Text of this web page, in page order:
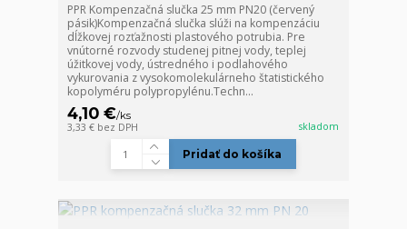
PPR Kompenzačná slučka 25 mm PN20 (červený
pásik)Kompenzačná slučka slúži na kompenzáciu
dĺžkovej rozťažnosti plastového potrubia. Pre
vnútorné rozvody studenej pitnej vody, teplej
úžitkovej vody, ústredného i podlahového
vykurovania z vysokomolekulárneho štatistického
kopolyméru polypropylénu.Techn...
4,10 €/ks
3,33 € bez DPH skladom
Pridať do košíka